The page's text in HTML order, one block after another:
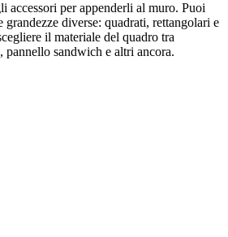
accessori per appenderli al muro. Puoi
grandezze diverse: quadrati, rettangolari e
il materiale del quadro tra
sandwich e altri ancora.